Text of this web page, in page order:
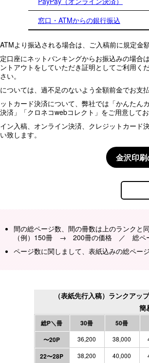
窓口・ATMからの銀行振込
より振込される場合は、ご入稿前に規定
口座にネットバンキングからお振込みの場合
トアウトをしていただき証明としてご利用く
い。
ついては、過不足のないよう全額前金でお支
トカード決済について、弊社では「かんた
済」「クロネコwebコレクト」をご用意して
ン入稿、オンライン決済、クレジットカード
致します。
金沢印
間の総ページ数、間の冊数は上のランクと
（例）150冊 → 200冊の価格 ／ 総ペ
ページ数に関しまして、表紙込みの総ペー
総P＼冊 30冊
50冊
〜20P
36,200 38,000
22〜28P 38,200 40,000
（表紙先行入稿）ランクア
簡